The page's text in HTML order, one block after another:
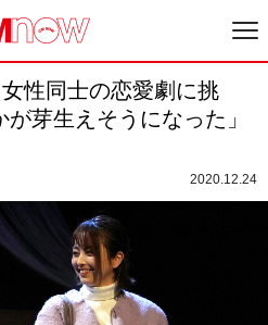
性同士の恋愛劇に挑
芽生えそうになった」
2020.12.24